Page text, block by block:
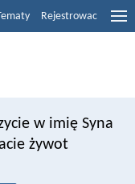
Rejestrowac
w imię Syna
żywot